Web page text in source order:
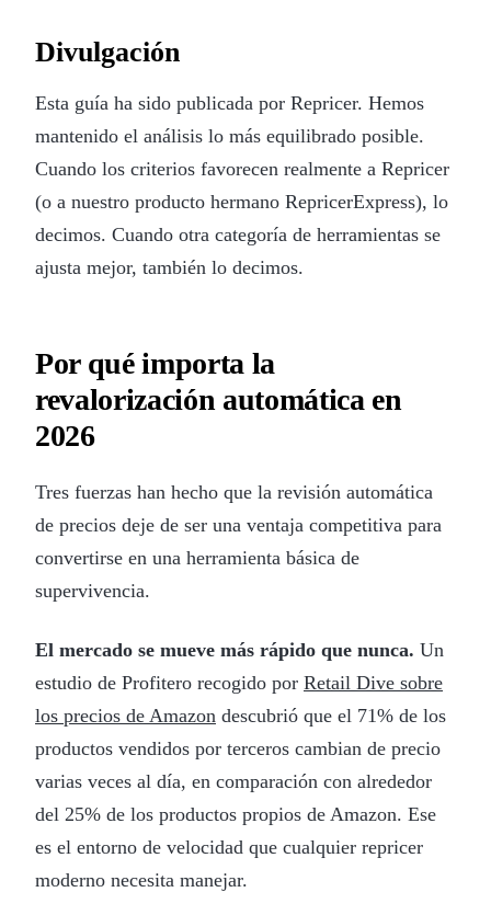
Divulgación
Esta guía ha sido publicada por Repricer. Hemos
mantenido el análisis lo más equilibrado posible.
Cuando los criterios favorecen realmente a Repricer
(o a nuestro producto hermano RepricerExpress), lo
decimos. Cuando otra categoría de herramientas se
ajusta mejor, también lo decimos.
Por qué importa la
revalorización automática en
2026
Tres fuerzas han hecho que la revisión automática
de precios deje de ser una ventaja competitiva para
convertirse en una herramienta básica de
supervivencia.
El mercado se mueve más rápido que nunca. Un
estudio de Profitero recogido por Retail Dive sobre
los precios de Amazon descubrió que el 71% de los
productos vendidos por terceros cambian de precio
varias veces al día, en comparación con alrededor
del 25% de los productos propios de Amazon. Ese
es el entorno de velocidad que cualquier repricer
moderno necesita manejar.